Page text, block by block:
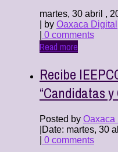
martes, 30 abril ,
| by Oaxaca Digital
0 comments
Read more
Recibe
“Candidatas
Posted by Oaxaca
Date: martes, 30
0 comments